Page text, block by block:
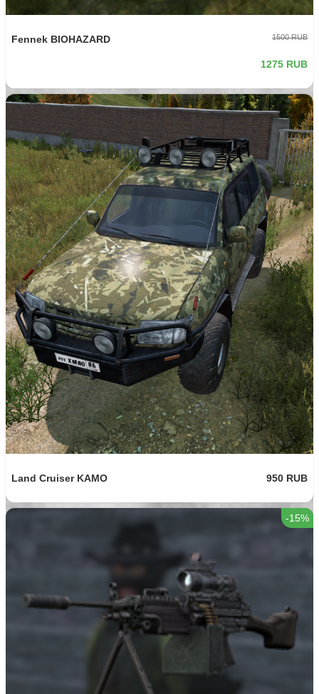
Fennek BIOHAZARD 1500 RUB
1275 RUB
Land Cruiser KAMO 950 RUB
-15%